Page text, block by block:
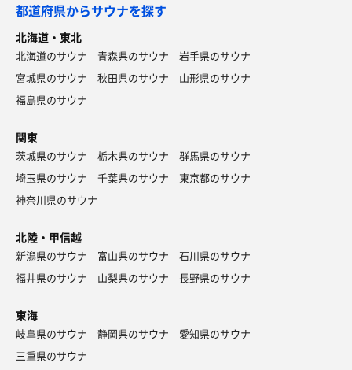
都道府県からサウナを探す
北海道・東北
北海道のサウナ 青森県のサウナ
岩手県のサウナ
宮城県のサウナ
秋田県のサウナ
山形県のサウナ
福島県のサウナ
関東
茨城県のサウナ 栃木県のサウナ
群馬県のサウナ
埼玉県のサウナ
千葉県のサウナ
東京都のサウナ
神奈川県のサウナ
北陸・甲信越
新潟県のサウナ 富山県のサウナ
石川県のサウナ
福井県のサウナ
山梨県のサウナ 長野県のサウナ
東海
岐阜県のサウナ 静岡県のサウナ
愛知県のサウナ
三重県のサウナ